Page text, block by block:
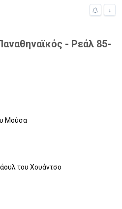
↓
- Ρεάλ 85-
Μούσα
του Χουάντσο